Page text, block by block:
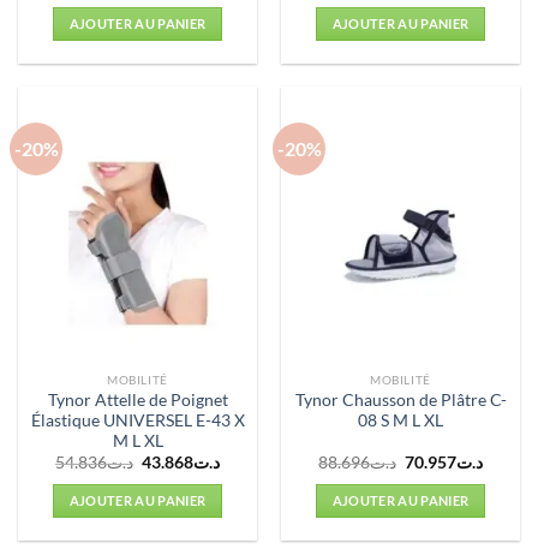
initial
était :
د.ت82.350.
AJOUTER AU PANIER
initial
était :
د.ت83.652.
AJOUTER AU PANIER
-20%
MOBILITÉ
Tynor Attelle de Poignet
Élastique UNIVERSEL E-43 X
M L XL
د.ت54.836
Le
initial
était :
د.ت54.836.
د.ت43.868
Le
AJOUTER AU PANIER
-20%
MOBILITÉ
Tynor Chausson de Plâtre C-
08 S M L XL
د.ت88.696
Le
initial
était :
د.ت88.696.
د.ت70.957
Le
AJOUTER AU PANIER